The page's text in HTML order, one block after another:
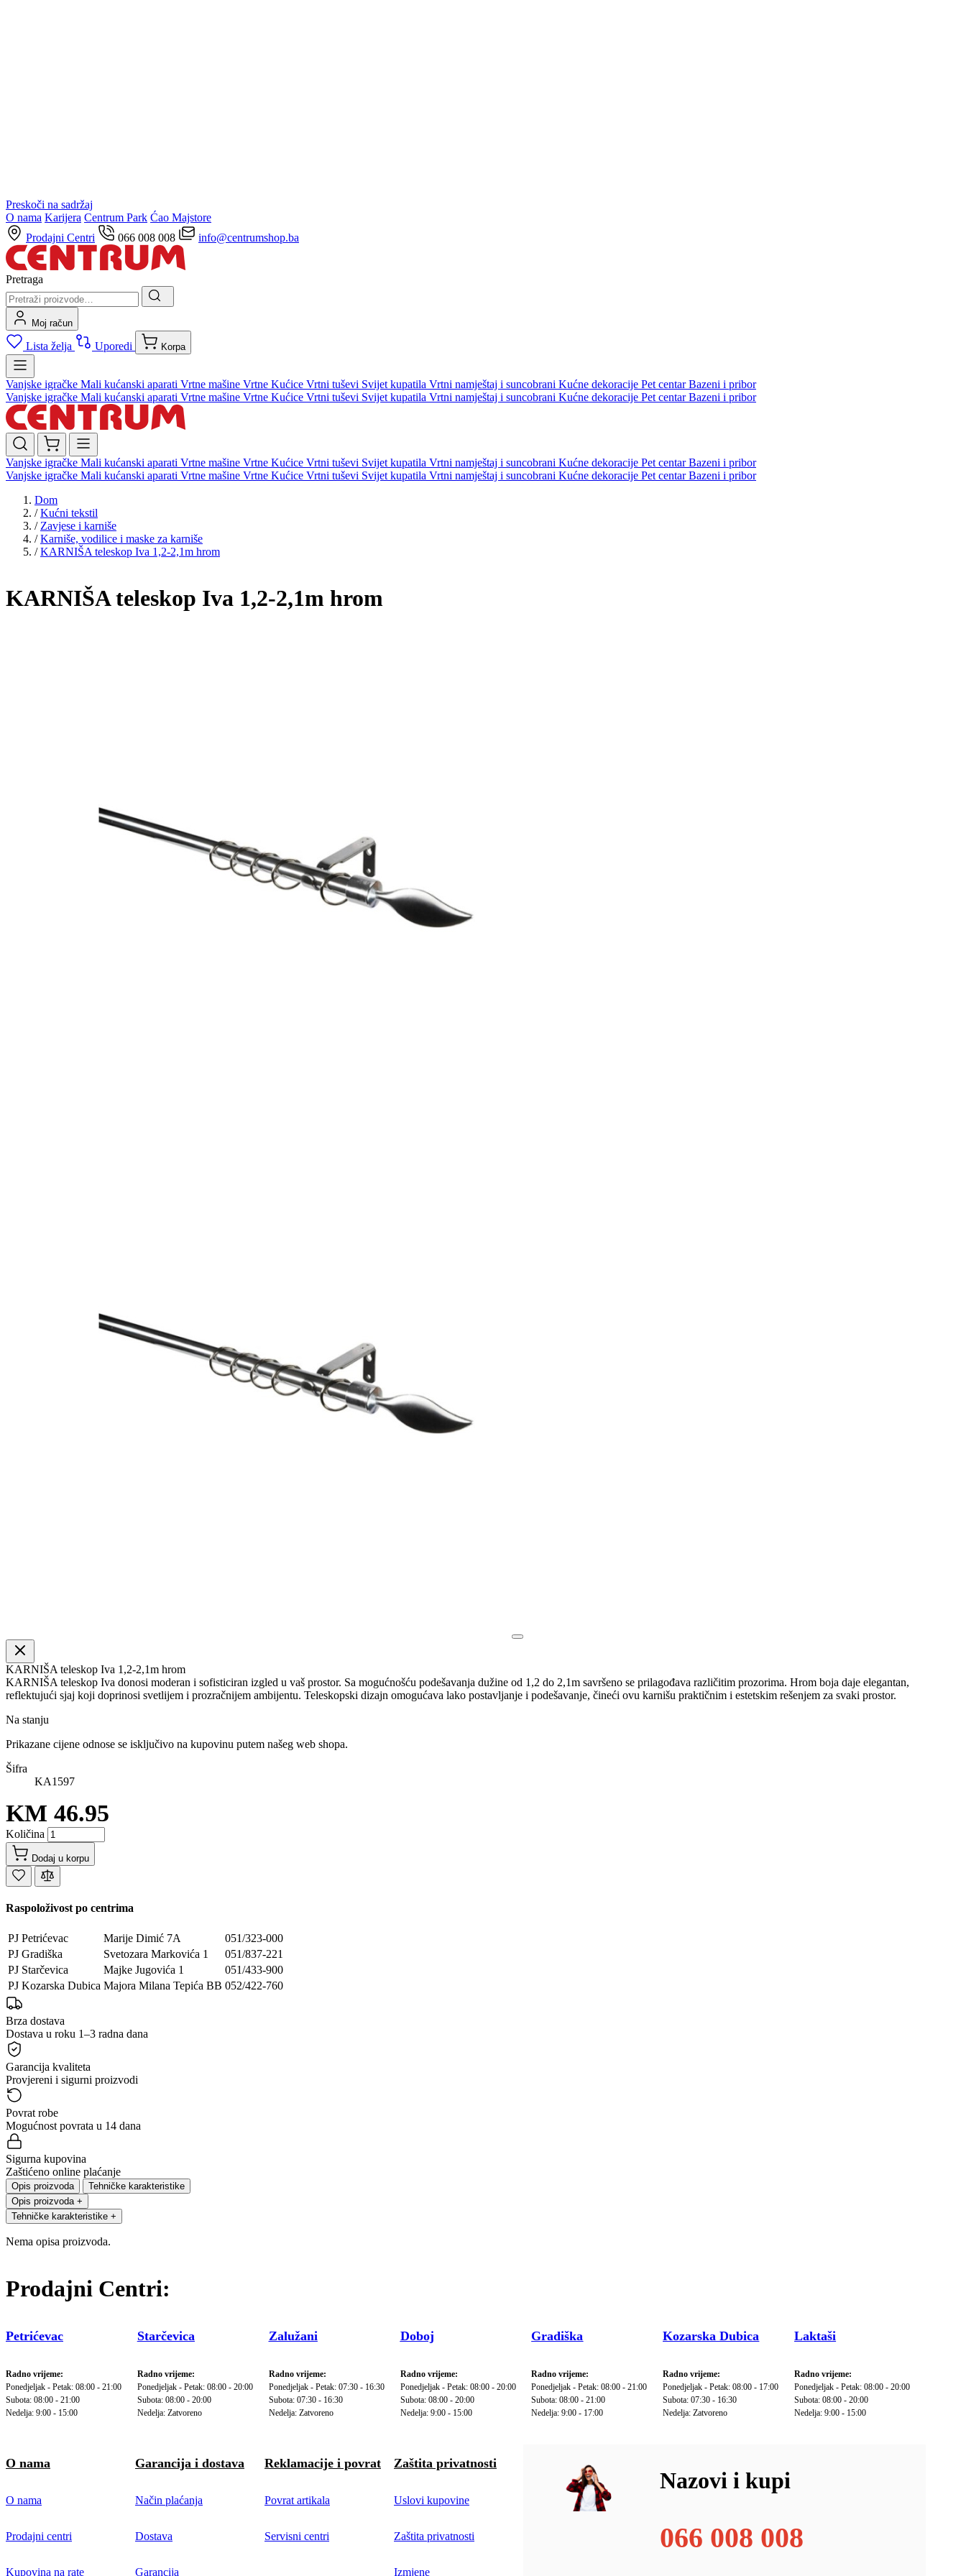
Preskoči na sadržaj
O nama Karijera Centrum Park Ćao Majstore
Prodajni Centri
066 008 008 info@centrumshop.ba
Pretraga
Moj račun
Lista želja Uporedi Korpa
Vanjske igračke Mali kućanski aparati Vrtne mašine Vrtne Kućice Vrtni tuševi Svijet kupatila Vrtni namještaj i suncobrani Kućne dekoracije Pet centarBazeni i pribor
Vanjske igračke Mali kućanski aparati Vrtne mašine Vrtne Kućice Vrtni tuševi Svijet kupatila Vrtni namještaj i suncobrani Kućne dekoracije Pet centarBazeni i pribor
Vanjske igračke Mali kućanski aparati Vrtne mašine Vrtne Kućice Vrtni tuševi Svijet kupatila Vrtni namještaj i suncobrani Kućne dekoracije Pet centarBazeni i pribor
Vanjske igračke Mali kućanski aparati Vrtne mašine Vrtne Kućice Vrtni tuševi Svijet kupatila Vrtni namještaj i suncobrani Kućne dekoracije Pet centarBazeni i pribor
Dom
/ Kućni tekstil
/ Zavjese i karniše
/ Karniše, vodilice i maske za karniše
/ KARNIŠA teleskop Iva 1,2-2,1m hrom
KARNIŠA teleskop Iva 1,2-2,1m hrom
KARNIŠA teleskop Iva 1,2-2,1m hrom
KARNIŠA teleskop Iva donosi moderan i sofisticiran izgled u vaš prostor. Sa mogućnošću podešavanja dužine od 1,2 do 2,1m savršeno se prilagođava različitim prozorima. Hrom boja daje elegantan,
reflektujući sjaj koji doprinosi svetlijem i prozračnijem ambijentu. Teleskopski dizajn omogućava lako postavljanje i podešavanje, čineći ovu karnišu praktičnim i estetskim rešenjem za svaki prostor.
Na stanju
Prikazane cijene odnose se isključivo na kupovinu putem našeg web shopa.
Šifra
KA1597
KM 46.95
Količina
Dodaj u korpu
Raspoloživost po centrima
PJ Petrićevac Marije Dimić 7A
051/323-000
PJ Gradiška
Svetozara Markovića 1
051/837-221
PJ Starčevica
Majke Jugovića 1
051/433-900
PJ Kozarska Dubica Majora Milana Tepića BB 052/422-760
Brza dostava
Dostava u roku 1–3 radna dana
Garancija kvaliteta
Provjereni i sigurni proizvodi
Povrat robe
Mogućnost povrata u 14 dana
Sigurna kupovina
Zaštićeno online plaćanje
Opis proizvoda
Tehničke karakteristike
Opis proizvoda +
Tehničke karakteristike +
Nema opisa proizvoda.
Prodajni Centri:
Petrićevac
Radno vrijeme:
Ponedjeljak - Petak: 08:00 - 21:00
Subota: 08:00 - 21:00
Nedelja: 9:00 - 15:00
Starčevica
Radno vrijeme:
Ponedjeljak - Petak: 08:00 - 20:00
Subota: 08:00 - 20:00
Nedelja: Zatvoreno
Zalužani
Radno vrijeme:
Ponedjeljak - Petak: 07:30 - 16:30
Subota: 07:30 - 16:30
Nedelja: Zatvoreno
Doboj
Radno vrijeme:
Ponedjeljak - Petak: 08:00 - 20:00
Subota: 08:00 - 20:00
Nedelja: 9:00 - 15:00
Gradiška
Radno vrijeme:
Ponedjeljak - Petak: 08:00 - 21:00
Subota: 08:00 - 21:00
Nedelja: 9:00 - 17:00
Kozarska Dubica
Radno vrijeme:
Ponedjeljak - Petak: 08:00 - 17:00
Subota: 07:30 - 16:30
Nedelja: Zatvoreno
Laktaši
Radno vrijeme:
Ponedjeljak - Petak: 08:00 - 20:00
Subota: 08:00 - 20:00
Nedelja: 9:00 - 15:00
O nama
O nama
Prodajni centri
Kupovina na rate
Garancija i dostava
Način plaćanja
Dostava
Garancija
Reklamacije i povrat
Povrat artikala
Servisni centri
Zaštita privatnosti
Uslovi kupovine
Zaštita privatnosti
Izmjene
Nazovi i kupi
066 008 008